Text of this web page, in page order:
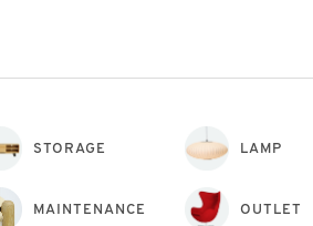
STORAGE LAMP
MAINTENANCE OUTLET